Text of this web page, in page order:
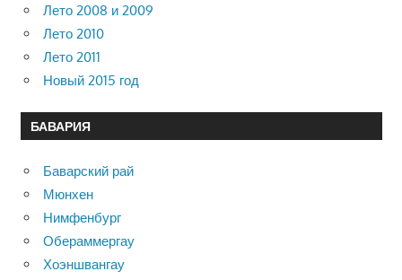
Лето 2008 и 2009
Лето 2010
Лето 2011
Новый 2015 год
БАВАРИЯ
Баварский рай
Мюнхен
Нимфенбург
Обераммергау
Хоэншвангау